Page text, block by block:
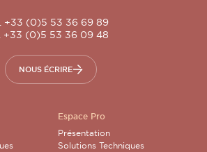
+33 (0)5 53 36 69 89
+33 (0)5 53 36 09 48
NOUS ÉCRIRE
Espace Pro
Présentation
Solutions Techniques